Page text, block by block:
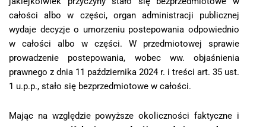
całości albo w części, organ administracji publicznej
wydaje decyzje o umorzeniu postepowania odpowiednio
w całości albo w części. W przedmiotowej sprawie
prowadzenie postepowania, wobec ww. objaśnienia
prawnego z dnia 11 października 2024 r. i treści art. 35 ust.
1 u.p.p., stało się bezprzedmiotowe w całości.
Mając na względzie powyższe okoliczności faktyczne i